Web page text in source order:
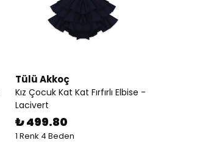
Tülü Akkoç
Kız Çocuk Kat Kat Fırfırlı Elbise -
Lacivert
₺ 499.80
1 Renk 4 Beden